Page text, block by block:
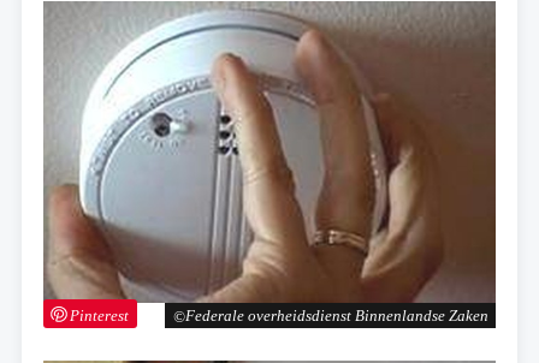
Federale overheidsdienst Binnenlandse Zaken
Pinterest